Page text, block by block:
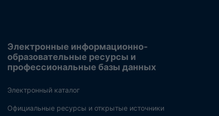
Электронные информационно-
образовательные ресурсы и
профессиональные базы данных
Электронный каталог
Официальные ресурсы и открытые источники